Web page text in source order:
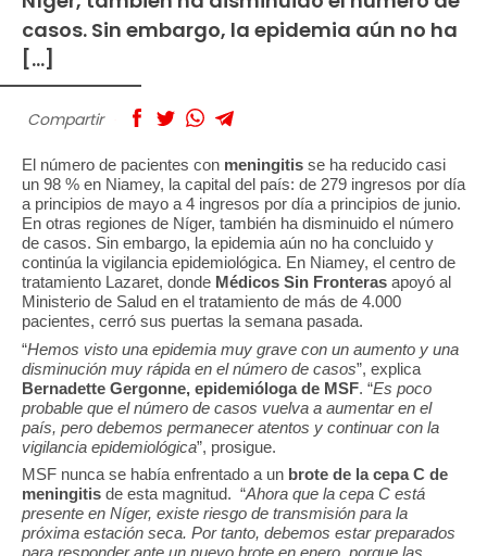
casos. Sin embargo, la epidemia aún no ha
[…]
Compartir
El número de pacientes con meningitis se ha reducido casi
un 98 % en Niamey, la capital del país: de 279 ingresos por día
a principios de mayo a 4 ingresos por día a principios de junio.
En otras regiones de Níger, también ha disminuido el número
de casos. Sin embargo, la epidemia aún no ha concluido y
continúa la vigilancia epidemiológica. En Niamey, el centro de
tratamiento Lazaret, donde Médicos Sin Fronteras apoyó al
Ministerio de Salud en el tratamiento de más de 4.000
pacientes, cerró sus puertas la semana pasada.
“Hemos visto una epidemia muy grave con un aumento y una
disminución muy rápida en el número de casos”, explica
Bernadette Gergonne, epidemióloga de MSF. “Es poco
probable que el número de casos vuelva a aumentar en el
país, pero debemos permanecer atentos y continuar con la
vigilancia epidemiológica”, prosigue.
MSF nunca se había enfrentado a un brote de la cepa C de
meningitis de esta magnitud. “Ahora que la cepa C está
presente en Níger, existe riesgo de transmisión para la
próxima estación seca. Por tanto, debemos estar preparados